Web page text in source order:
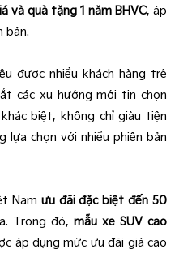
và quà tặng 1 năm BHVC, áp
bản.
được nhiều khách hàng trẻ
các xu hướng mới tin chọn
biệt, không chỉ giàu tiện
lựa chọn với nhiều phiên bản
Nam ưu đãi đặc biệt đến 50
Trong đó, mẫu xe SUV cao
áp dụng mức ưu đãi giá cao